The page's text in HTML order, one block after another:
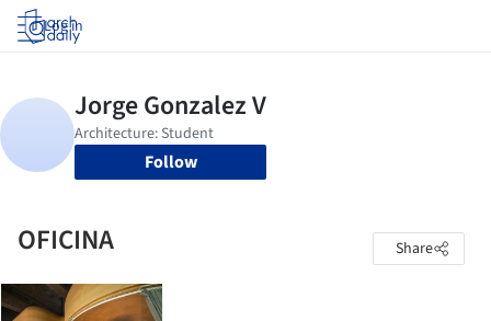
Log in
Follow
OFICINA Share